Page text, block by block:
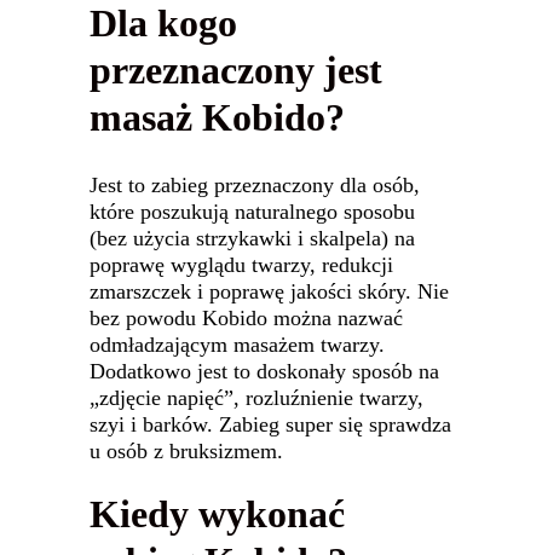
Dla kogo
przeznaczony jest
masaż Kobido?
Jest to zabieg przeznaczony dla osób,
które poszukują naturalnego sposobu
(bez użycia strzykawki i skalpela) na
poprawę wyglądu twarzy, redukcji
zmarszczek i poprawę jakości skóry. Nie
bez powodu Kobido można nazwać
odmładzającym masażem twarzy.
Dodatkowo jest to doskonały sposób na
„zdjęcie napięć”, rozluźnienie twarzy,
szyi i barków. Zabieg super się sprawdza
u osób z bruksizmem.
Kiedy wykonać